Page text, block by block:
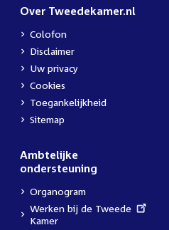
Over Tweedekamer.nl
Colofon
Disclaimer
Uw privacy
Cookies
Toegankelijkheid
Sitemap
Ambtelijke
ondersteuning
Organogram
External
link:
Werken bij de Tweede
Kamer